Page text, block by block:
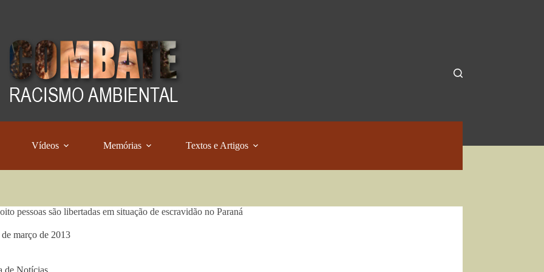
Vídeos Memórias Textos e Artigos
pessoas são libertadas em situação de escravidão no Paraná
de março de 2013
de Notícias